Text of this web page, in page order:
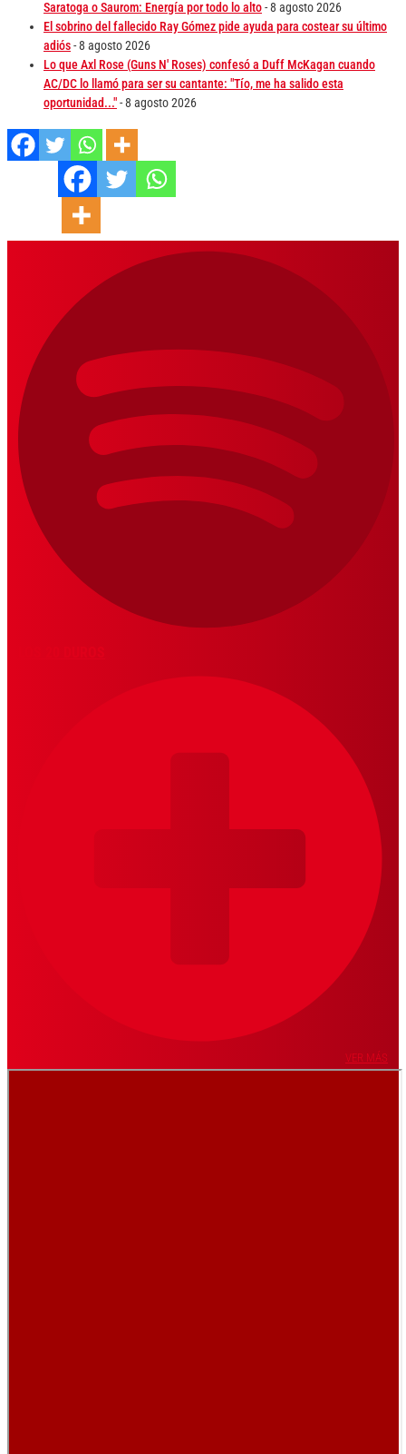
Saratoga o Saurom: Energía por todo lo alto- 8 agosto 2026
El sobrino del fallecido Ray Gómez pide ayuda para costear su último
adiós- 8 agosto 2026
Lo que Axl Rose (Guns N' Roses) confesó a Duff McKagan cuando
AC/DC lo llamó para ser su cantante: "Tío, me ha salido esta
oportunidad..."- 8 agosto 2026
VER MÁS